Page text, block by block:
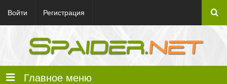
Войти Регистрация
Главное меню